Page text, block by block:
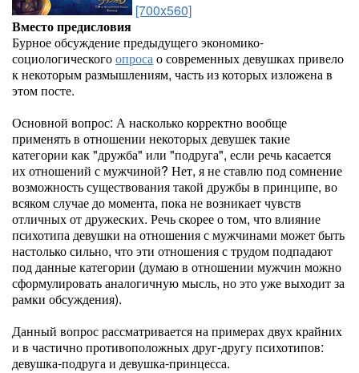
[700x560]
Вместо предисловия
Бурное обсуждение предыдущего экономико-
социологическогоопросао современных девушках привело
к некоторым размышлениям, часть из которых изложена в
этом посте.
Основной вопрос: А насколько корректно вообще
применять в отношении некоторых девушек такие
категории как "дружба" или "подруга", если речь касается
их отношений с мужчиной? Нет, я не ставлю под сомнение
возможность существования такой дружбы в принципе, во
всяком случае до момента, пока не возникает чувств
отличных от дружеских. Речь скорее о том, что влияние
психотипа девушки на отношения с мужчинами может быть
настолько сильно, что эти отношения с трудом подпадают
под данные категории (думаю в отношении мужчин можно
сформулировать аналогичную мысль, но это уже выходит за
рамки обсуждения).
Данный вопрос рассматривается на примерах двух крайних
и в частично противоположных друг-другу психотипов:
девушка-подруга и девушка-принцесса.